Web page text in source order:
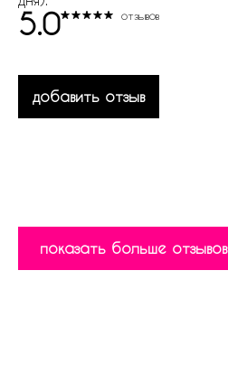
5.0 отзывов
добавить отзыв
показать больше отзывов